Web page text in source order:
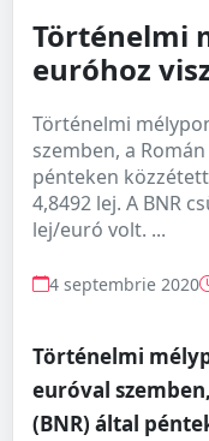
Történelmi
euróhoz
Történelmi
szemben, a
pénteken
4,8492 lej. A BNR
lej/euró volt. ...
4 septembrie 2020
Történelmi
euróval
(BNR) által